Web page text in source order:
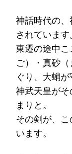
神話時代の
されています。
東遷の途中
ご）・真砂
ぐり、大蛸
神武天皇が
まりと。
その剣が、
います。